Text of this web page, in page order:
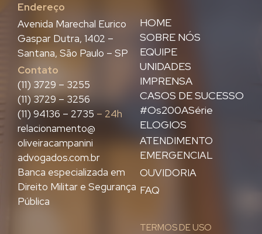
Endereço
HOME
SOBRE NÓS
EQUIPE
UNIDADES
IMPRENSA
CASOS DE SUCESSO
#Os200ASérie
ELOGIOS
ATENDIMENTO
EMERGENCIAL
OUVIDORIA
FAQ
TERMOS DE USO
Avenida Marechal Eurico
Gaspar Dutra, 1402 –
Santana, São Paulo – SP
Contato
(11) 3729 – 3255
(11) 3729 – 3256
(11) 94136 – 2735 – 24h
relacionamento@
oliveiracampanini
advogados.com.br
Banca especializada em
Direito Militar e Segurança
Pública